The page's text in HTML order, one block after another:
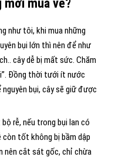
mua về?
như tôi, khi mua những
bụi lớn thì nên để như
cây dễ bị mất sức. Chăm
Đồng thời tưới ít nước
bụi, cây sẽ giữ được
rễ, nếu trong bụi lan có
còn tốt không bị bầm dập
nên cắt sát gốc, chỉ chừa